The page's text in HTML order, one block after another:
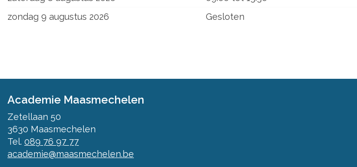
zondag 9 augustus 2026
Gesloten
Academie Maasmechelen
Zetellaan 50
3630 Maasmechelen
Tel. 089 76 97 77
academie@maasmechelen.be